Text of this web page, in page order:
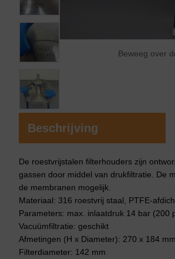
Beweeg over
Beschrijving
De roestvrijstalen filterhouders zijn
gassen door middel van drukfiltratie. De
de membranen mogelijk.
Materiaal: 316 roestvrij staal, PTFE-
Parameters: max. inlaatdruk 14 bar (200
Vacuümfiltratie: geschikt
Afmetingen (H x Diameter): 270 x 184 mm
Filterdiameter: 142 mm